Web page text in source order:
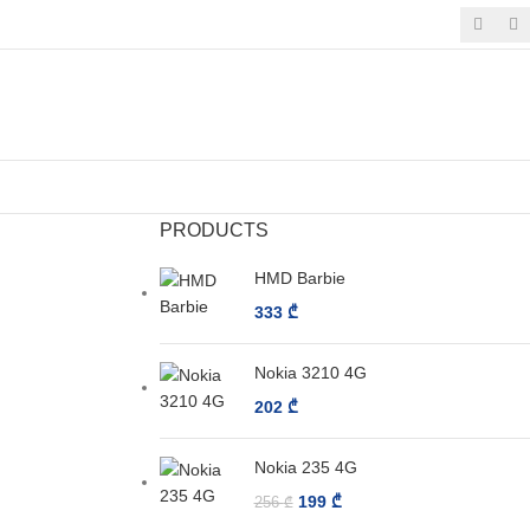
PRODUCTS
HMD Barbie
333 ₾
Nokia 3210 4G
202 ₾
Nokia 235 4G
256₾ 199 ₾